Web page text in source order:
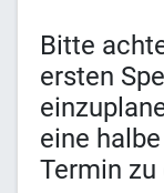
Bitte
ersten
eine
Termin zu